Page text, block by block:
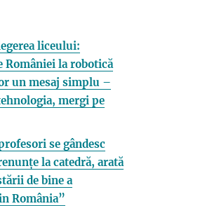
liceului:
României la robotică
un mesaj simplu –
mergi pe
se gândesc
la catedră, arată
de bine a
România”